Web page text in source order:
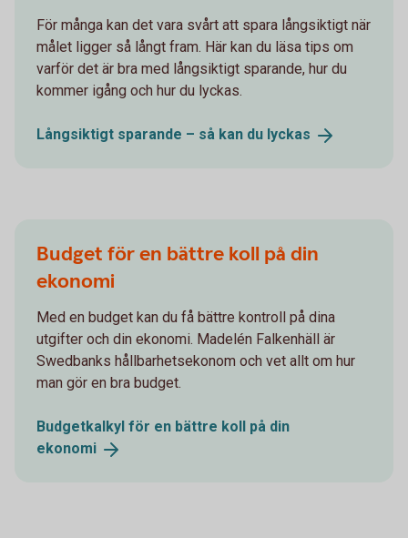
För många kan det vara svårt att spara långsiktigt när
målet ligger så långt fram. Här kan du läsa tips om
varför det är bra med långsiktigt sparande, hur du
kommer igång och hur du lyckas.
Långsiktigt sparande – så kan du lyckas
Budget för en bättre koll på din
ekonomi
Med en budget kan du få bättre kontroll på dina
utgifter och din ekonomi. Madelén Falkenhäll är
Swedbanks hållbarhetsekonom och vet allt om hur
man gör en bra budget.
Budgetkalkyl för en bättre koll på din
ekonomi